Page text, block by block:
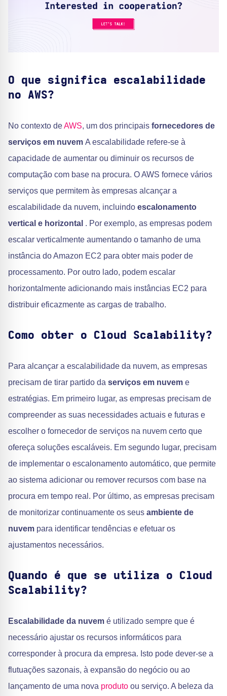
O que significa escalabilidade
no AWS?
No contexto deAWS, um dos principais fornecedores de
serviços em nuvem A escalabilidade refere-se à
capacidade de aumentar ou diminuir os recursos de
computação com base na procura. O AWS fornece vários
serviços que permitem às empresas alcançar a
escalabilidade da nuvem, incluindo escalonamento
vertical e horizontal . Por exemplo, as empresas podem
escalar verticalmente aumentando o tamanho de uma
instância do Amazon EC2 para obter mais poder de
processamento. Por outro lado, podem escalar
horizontalmente adicionando mais instâncias EC2 para
distribuir eficazmente as cargas de trabalho.
Como obter o Cloud Scalability?
Para alcançar a escalabilidade da nuvem, as empresas
precisam de tirar partido da serviços em nuvem e
estratégias. Em primeiro lugar, as empresas precisam de
compreender as suas necessidades actuais e futuras e
escolher o fornecedor de serviços na nuvem certo que
ofereça soluções escaláveis. Em segundo lugar, precisam
de implementar o escalonamento automático, que permite
ao sistema adicionar ou remover recursos com base na
procura em tempo real. Por último, as empresas precisam
de monitorizar continuamente os seus ambiente de
nuvem para identificar tendências e efetuar os
ajustamentos necessários.
Quando é que se utiliza o Cloud
Scalability?
Escalabilidade da nuvem é utilizado sempre que é
necessário ajustar os recursos informáticos para
corresponder à procura da empresa. Isto pode dever-se a
flutuações sazonais, à expansão do negócio ou ao
lançamento de uma nova produto ou serviço. A beleza da